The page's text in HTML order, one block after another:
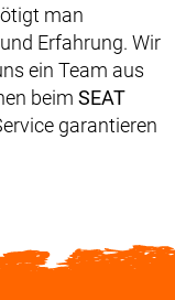
man
Erfahrung. Wir
ein Team aus
beim SEAT
garantieren